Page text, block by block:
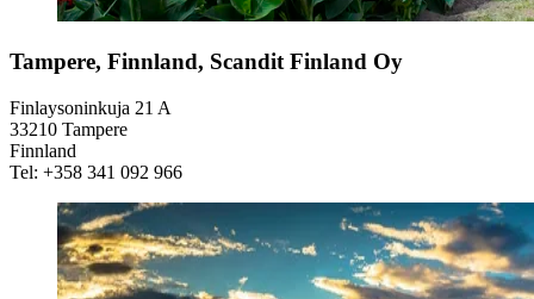
Tampere, Finnland, Scandit Finland Oy
Finlaysoninkuja 21 A
33210 Tampere
Finnland
Tel: +358 341 092 966